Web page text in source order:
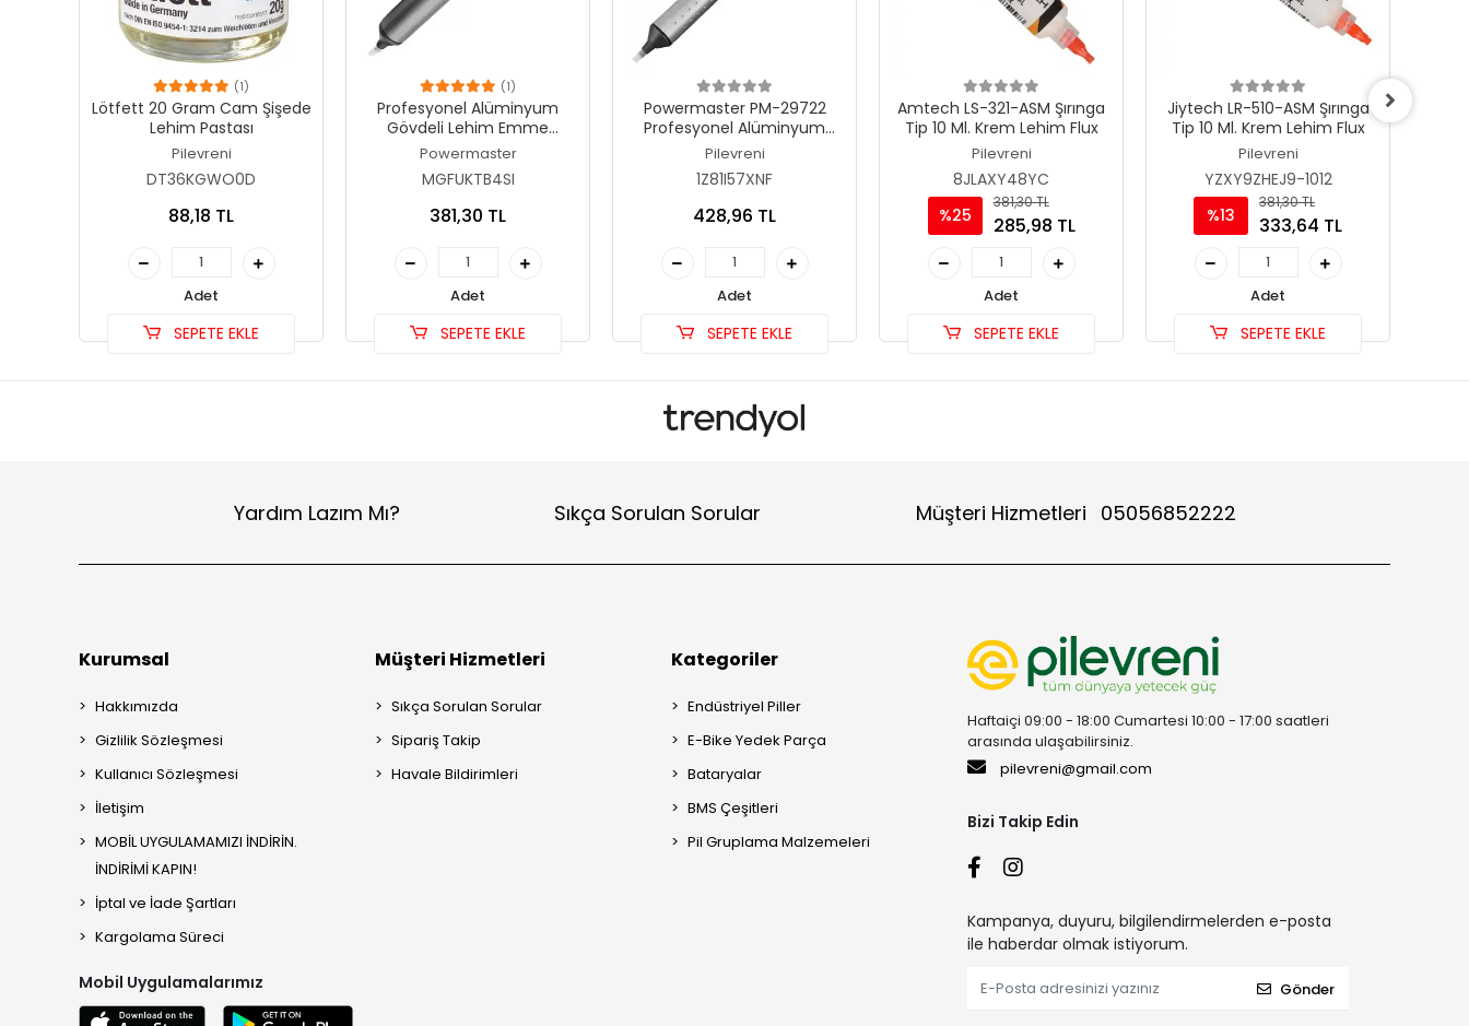
(1)
Lötfett 20 Gram Cam Şişede
Lehim Pastası
Pilevreni
DT36KGWO0D
88,18 TL
Adet
SEPETE EKLE
(1)
Profesyonel Alüminyum
Gövdeli Lehim Emme
Pompası 160mm Yüksek
Powermaster
MGFUKTB4SI
381,30 TL
Adet
SEPETE EKLE
Powermaster PM-29722
Profesyonel Alüminyum
Gövdeli Lehim Emme
Pompası 220mm Yüksek
Vakum Gücü
Pilevreni
1Z81I57XNF
428,96 TL
Adet
SEPETE EKLE
Amtech LS-321-ASM Şırınga
Tip 10 Ml. Krem Lehim Flux
Pilevreni
8JLAXY48YC
%25
381,30 TL
285,98 TL
Adet
SEPETE EKLE
Jiytech LR-510-ASM Şırınga
Tip 10 Ml. Krem Lehim Flux
Pilevreni
YZXY9ZHEJ9-1012
%13
381,30 TL
333,64 TL
Adet
SEPETE EKLE
Yardım Lazım Mı? Sıkça Sorulan Sorular Müşteri Hizmetleri 05056852222
Kurumsal
Hakkımızda
Gizlilik Sözleşmesi
Kullanıcı Sözleşmesi
İletişim
MOBİL UYGULAMAMIZI İNDİRİN.
İNDİRİMİ KAPIN!
İptal ve İade Şartları
Kargolama Süreci
Mobil Uygulamalarımız
Müşteri Hizmetleri
Sıkça Sorulan Sorular
Sipariş Takip
Havale Bildirimleri
Kategoriler
Endüstriyel Piller
E-Bike Yedek Parça
Bataryalar
BMS Çeşitleri
Pil Gruplama Malzemeleri
Haftaiçi 09:00 - 18:00 Cumartesi 10:00 - 17:00 saatleri
arasında ulaşabilirsiniz.
pilevreni@gmail.com
Bizi Takip Edin
Kampanya, duyuru, bilgilendirmelerden e-posta
ile haberdar olmak istiyorum.
Gönder